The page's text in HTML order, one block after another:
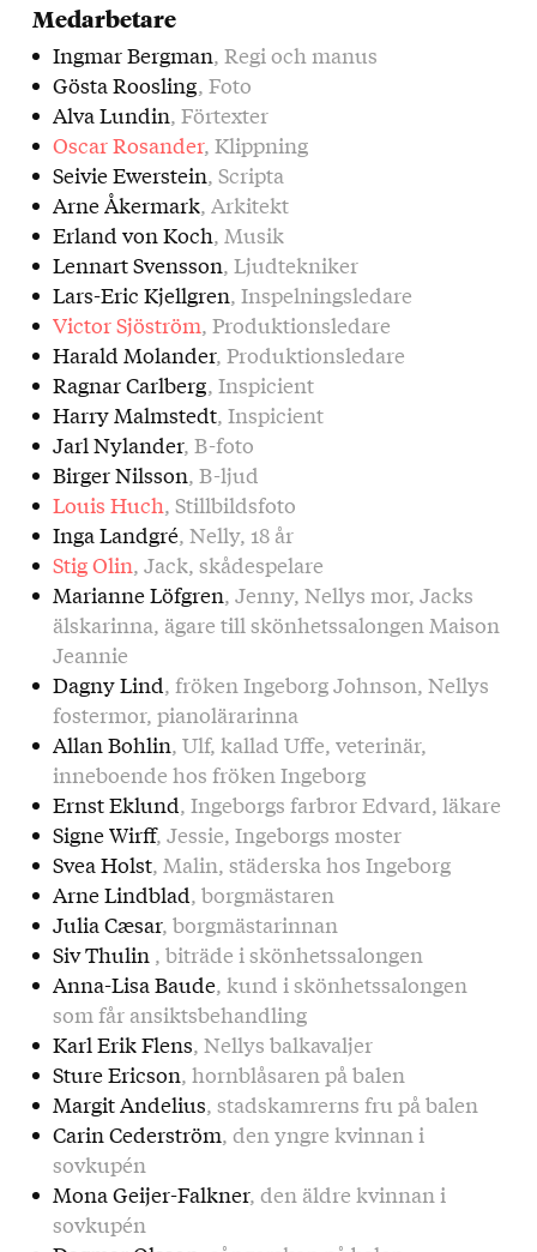
Medarbetare
Ingmar Bergman, Regi och manus
Gösta Roosling, Foto
Alva Lundin, Förtexter
Oscar Rosander, Klippning
Seivie Ewerstein, Scripta
Arne Åkermark, Arkitekt
Erland von Koch, Musik
Lennart Svensson, Ljudtekniker
Lars-Eric Kjellgren, Inspelningsledare
Victor Sjöström, Produktionsledare
Harald Molander, Produktionsledare
Ragnar Carlberg, Inspicient
Harry Malmstedt, Inspicient
Jarl Nylander, B-foto
Birger Nilsson, B-ljud
Louis Huch, Stillbildsfoto
Inga Landgré, Nelly, 18 år
Stig Olin, Jack, skådespelare
Marianne Löfgren, Jenny, Nellys mor, Jacks
älskarinna, ägare till skönhetssalongen Maison
Jeannie
Dagny Lind, fröken Ingeborg Johnson, Nellys
fostermor, pianolärarinna
Allan Bohlin, Ulf, kallad Uffe, veterinär,
inneboende hos fröken Ingeborg
Ernst Eklund, Ingeborgs farbror Edvard, läkare
Signe Wirff, Jessie, Ingeborgs moster
Svea Holst, Malin, städerska hos Ingeborg
Arne Lindblad, borgmästaren
Julia Cæsar, borgmästarinnan
Siv Thulin , biträde i skönhetssalongen
Anna-Lisa Baude, kund i skönhetssalongen
som får ansiktsbehandling
Karl Erik Flens, Nellys balkavaljer
Sture Ericson, hornblåsaren på balen
Margit Andelius, stadskamrerns fru på balen
Carin Cederström, den yngre kvinnan i
sovkupén
Mona Geijer-Falkner, den äldre kvinnan i
sovkupén